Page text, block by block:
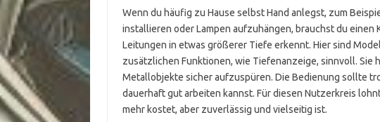
Wenn du häufig zu Hause selbst Hand anlegst, zum
installieren oder Lampen aufzuhängen, brauchst du
Leitungen in etwas größerer Tiefe erkennt. Hier sind
zusätzlichen Funktionen, wie Tiefenanzeige, sinnvoll. Sie
Metallobjekte sicher aufzuspüren. Die Bedienung sollte
dauerhaft gut arbeiten kannst. Für diesen Nutzerkreis
mehr kostet, aber zuverlässig und vielseitig ist.